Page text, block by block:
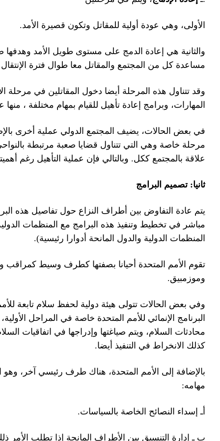
وتتضمن هذه العملية ايضا
المشاركة في التدرب على
عامة.
التأهيل، ويفصلها في
إلى إشكاليات أخرى لها
برامج تأهيلية.
الحكومة بالمشاركة بشكل
التجارب التي لعبت فيها
وكمبوديا والسلفادور
تشارك في بعض البرامج مؤسسة
وإعادة الدمج، تتم عادة خلال
خلال هذه الفترة، ويمكنها
هذه البرامج، وعادة ما تكون